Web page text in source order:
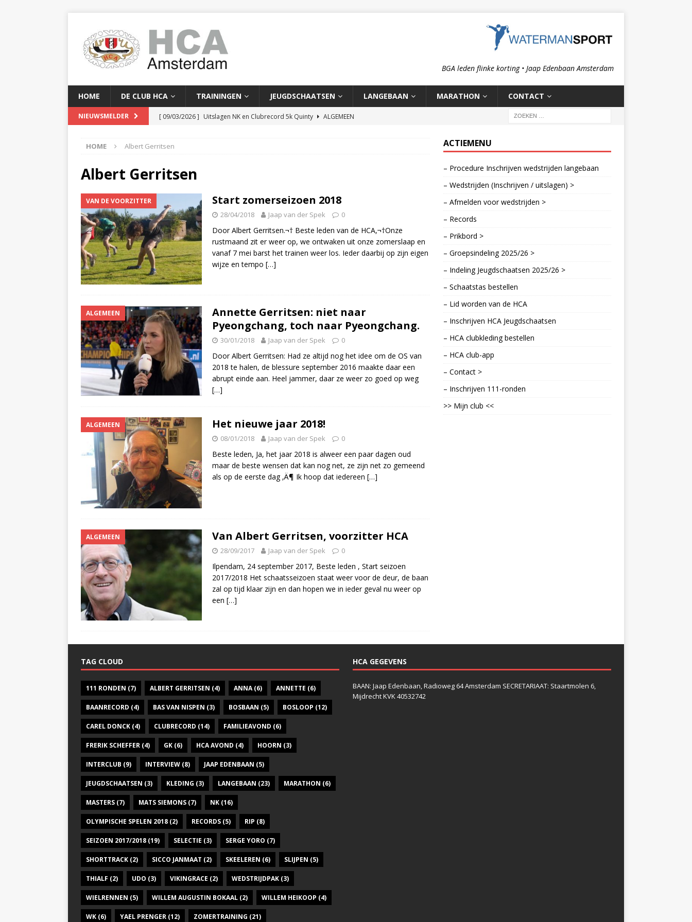
BGA leden flinke korting • Jaap Edenbaan Amsterdam
HOME DE CLUB HCA TRAININGEN JEUGDSCHAATSEN LANGEBAAN MARATHON CONTACT
NIEUWSMELDER [ 09/03/2026 ] Uitslagen NK en Clubrecord 5k Quinty
ALGEMEEN
[ 02/02/2026 ]
[ 24/01/2026 ]
HOME Albert Gerritsen
Albert Gerritsen
VAN DE VOORZITTER Start zomerseizoen 2018
28/04/2018 Jaap van der Spek 0
Door Albert Gerritsen.¬† Beste leden van de HCA,¬†Onze
rustmaand zit er weer op, we ontwaken uit onze zomerslaap en
vanaf 7 mei barst het trainen weer los. Ieder daarbij op zijn eigen
wijze en tempo […]
ALGEMEEN
Annette Gerritsen: niet naar
Pyeongchang, toch naar Pyeongchang.
30/01/2018 Jaap van der Spek 0
Door Albert Gerritsen: Had ze altijd nog het idee om de OS van
2018 te halen, de blessure september 2016 maakte daar een
abrupt einde aan. Heel jammer, daar ze weer zo goed op weg
[…]
ALGEMEEN Het nieuwe jaar 2018!
08/01/2018 Jaap van der Spek 0
Beste leden, Ja, het jaar 2018 is alweer een paar dagen oud
maar de beste wensen dat kan nog net, ze zijn net zo gemeend
als op de eerste dag ‚Ä¶ Ik hoop dat iedereen […]
ALGEMEEN Van Albert Gerritsen, voorzitter HCA
28/09/2017 Jaap van der Spek 0
Ilpendam, 24 september 2017, Beste leden , Start seizoen
2017/2018 Het schaatsseizoen staat weer voor de deur, de baan
zal op tijd klaar zijn en dan hopen we in ieder geval nu weer op
een […]
ACTIEMENU
– Procedure Inschrijven wedstrijden langebaan
– Wedstrijden (Inschrijven / uitslagen) >
– Afmelden voor wedstrijden >
– Records
– Prikbord >
– Groepsindeling 2025/26 >
– Indeling Jeugdschaatsen 2025/26 >
– Schaatstas bestellen
– Lid worden van de HCA
– Inschrijven HCA Jeugdschaatsen
– HCA clubkleding bestellen
– HCA club-app
– Contact >
– Inschrijven 111-ronden
>> Mijn club <<
TAG CLOUD
111 RONDEN (7) ALBERT GERRITSEN (4) ANNA(6) ANNETTE (6)
BAANRECORD (4) BAS VAN NISPEN (3) BOSBAAN (5) BOSLOOP (12)
CAREL DONCK (4) CLUBRECORD (14) FAMILIEAVOND (6)
FRERIK SCHEFFER (4) GK (6) HCA AVOND (4) HOORN (3)
INTERCLUB (9) INTERVIEW (8) JAAP EDENBAAN (5)
JEUGDSCHAATSEN (3) KLEDING (3) LANGEBAAN (23) MARATHON (6)
MASTERS (7) MATS SIEMONS (7) NK (16)
OLYMPISCHE SPELEN 2018 (2) RECORDS (5) RIP (8)
SEIZOEN 2017/2018 (19) SELECTIE (3) SERGE YORO (7)
SHORTTRACK (2) SICCO JANMAAT (2) SKEELEREN (6) SLIJPEN (5)
THIALF (2) UDO (3) VIKINGRACE (2) WEDSTRIJDPAK (3)
WIELRENNEN (5) WILLEM AUGUSTIN BOKAAL (2) WILLEM HEIKOOP (4)
WK (6) YAEL PRENGER (12) ZOMERTRAINING (21)
HCA GEGEVENS
BAAN: Jaap Edenbaan, Radioweg 64 Amsterdam SECRETARIAAT: Staartmolen 6,
Mijdrecht KVK 40532742